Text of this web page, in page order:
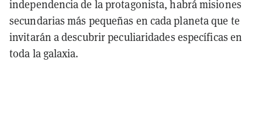
independencia de la protagonista, habrá misiones
secundarias más pequeñas en cada planeta que te
invitarán a descubrir peculiaridades específicas en
toda la galaxia.